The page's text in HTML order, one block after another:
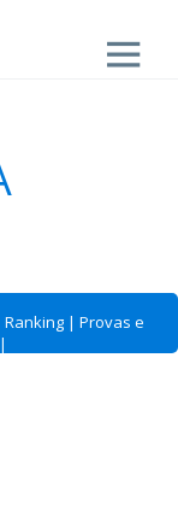
Ranking | Provas e
|